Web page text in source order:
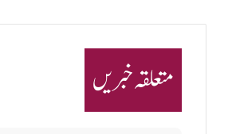
متعلقہ خبریں